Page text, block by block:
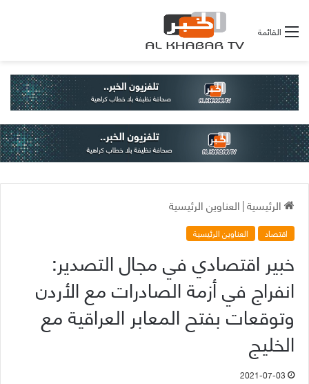
القائمة
الرئيسية|العناوين الرئيسية
اقتصاد العناوين الرئيسية
خبير اقتصادي في مجال التصدير:
انفراج في أزمة الصادرات مع الأردن
وتوقعات بفتح المعابر العراقية مع
الخليج
2021-07-03